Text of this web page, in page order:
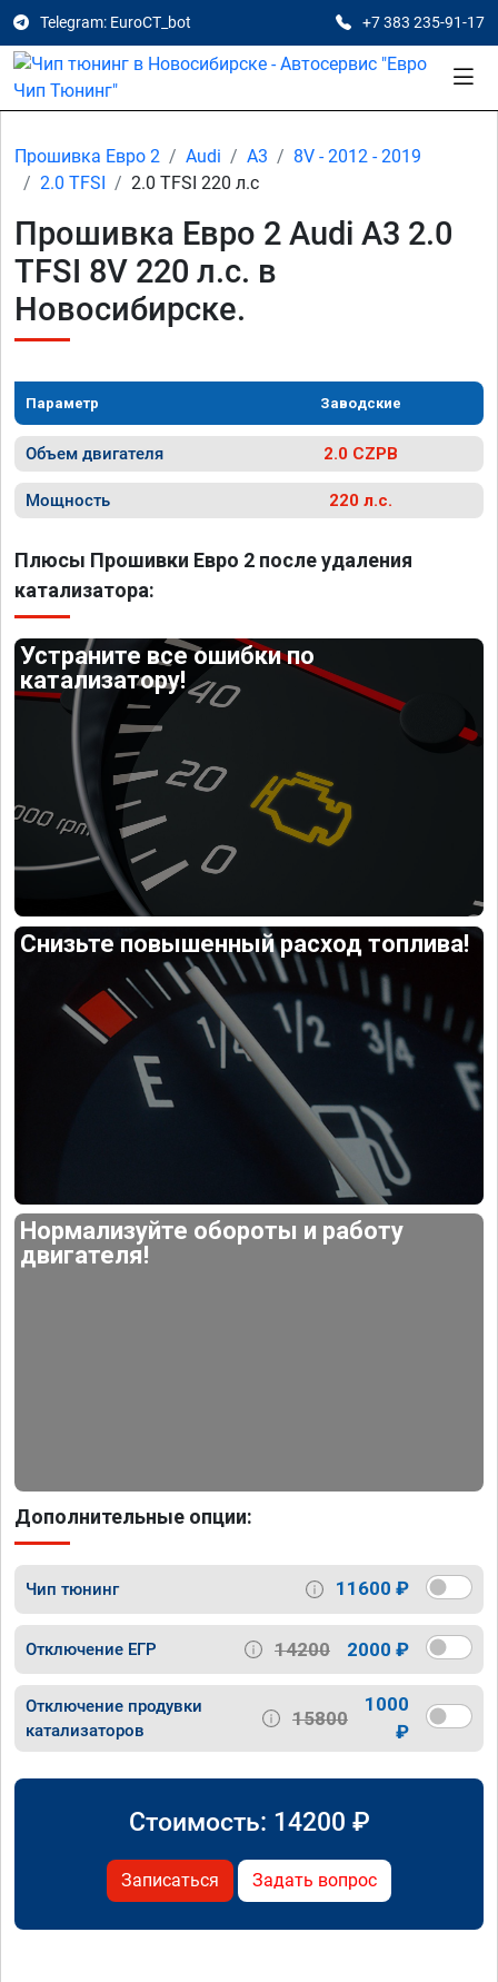
Telegram: EuroCT_bot +7 383 235-91-17
Прошивка Евро 2 Audi A3
8V - 2012 - 2019
2.0 TFSI
2.0 TFSI 220 л.с
Прошивка Евро 2 Audi A3 2.0
TFSI 8V 220 л.с. в
Новосибирске.
Параметр Заводские
Объем двигателя 2.0 CZPB
Мощность 220 л.с.
Плюсы Прошивки Евро 2 после удаления
катализатора:
Устраните все ошибки по
катализатору!
Снизьте повышенный расход топлива!
Нормализуйте обороты и работу
двигателя!
Дополнительные опции:
Чип тюнинг 11600 ₽
Отключение ЕГР 14200 2000 ₽
Отключение продувки
катализаторов
15800
1000
₽
Стоимость: 14200 ₽
Записаться Задать вопрос